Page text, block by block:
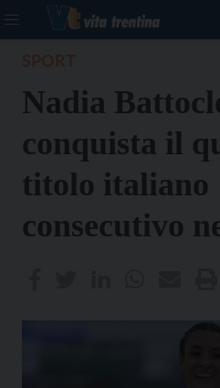
Nadia
conquista il
titolo italiano
consecutivo